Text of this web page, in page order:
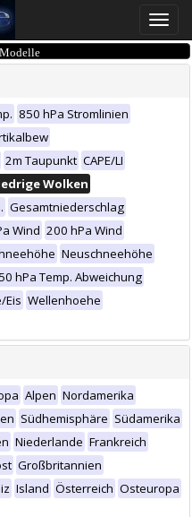
Toggle
850 hPa Stromlinien
2m Taupunkt CAPE/LI
Wolken
Gesamtniederschlag
Wind 200 hPa Wind
Neuschneehöhe
hPa Temp. Abweichung
Eis Wellenhoehe
Alpen Nordamerika
Südhemisphäre Südamerika
Niederlande Frankreich
Großbritannien
Island Österreich Osteuropa